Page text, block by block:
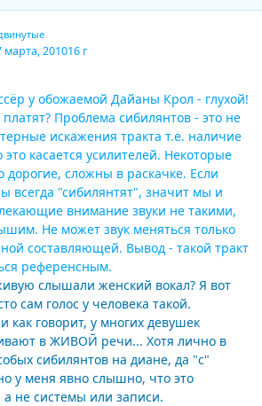
марта, 201016 г
у обожаемой Дайаны Крол - глухой!
Проблема сибилянтов - это не
искажения тракта т.е. наличие
касается усилителей. Некоторые
сложны в раскачке. Если
всегда "сибилянтят", значит мы и
внимание звуки не такими,
Не может звук меняться только
составляющей. Вывод - такой тракт
референсным.
слышали женский вокал? Я вот
сам голос у человека такой.
как говорит, у многих девушек
в ЖИВОЙ речи... Хотя лично в
сибилянтов на диане, да "c"
у меня явно слышно, что это
а не системы или записи.